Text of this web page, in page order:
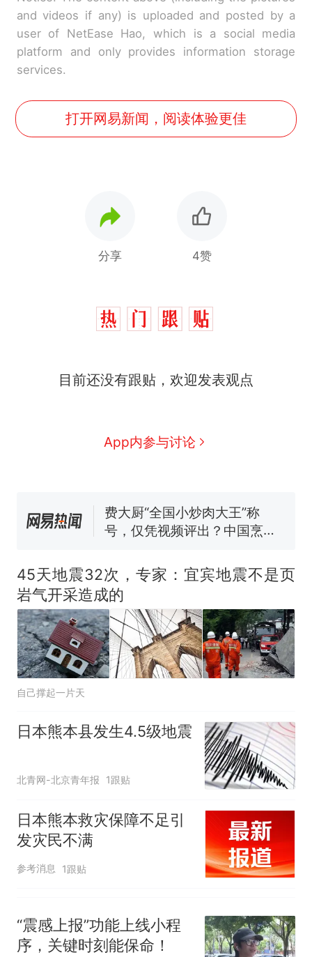
and videos if any) is uploaded and posted by a
user of NetEase Hao, which is a social media
platform and only provides information storage
services.
打开网易新闻，阅读体验更佳
分享 4赞
目前还没有跟贴，欢迎发表观点
App内参与讨论
热 那个在床头放菜刀的女孩，
因老师一句“跟我回家”改写了
费大厨“全国小炒肉大王”称
号，仅凭视频评出？中国烹饪
窝，原地守1天等它长大：挖了
140多朵
美国渔民钓获鲨鱼徒手将其拽
回大海 目击者直呼震惊 （视频
来源：参考消息）
笔试第一被第二名传话劝弃考
官方通报
热 那个在床头放菜刀的女孩，
因老师一句“跟我回家”改写了
45天地震32次，专家：宜宾地震不是页
岩气开采造成的
自己撑起一片天
日本熊本县发生4.5级地震
北青网-北京青年报 1跟贴
日本熊本救灾保障不足引
发灾民不满
参考消息 1跟贴
“震感上报”功能上线小程
序，关键时刻能保命！